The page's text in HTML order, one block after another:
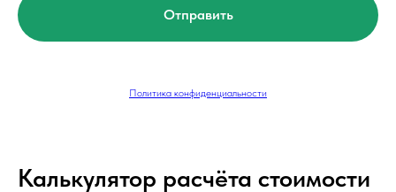
Отправить
Политика конфиденциальности
Калькулятор расчёта стоимости